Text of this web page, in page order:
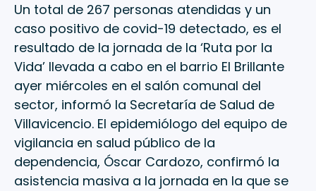
Un total de 267 personas atendidas y un
caso positivo de covid-19 detectado, es el
resultado de la jornada de la ‘Ruta por la
Vida’ llevada a cabo en el barrio El Brillante
ayer miércoles en el salón comunal del
sector, informó la Secretaría de Salud de
Villavicencio. El epidemiólogo del equipo de
vigilancia en salud público de la
dependencia, Óscar Cardozo, confirmó la
asistencia masiva a la jornada en la que se